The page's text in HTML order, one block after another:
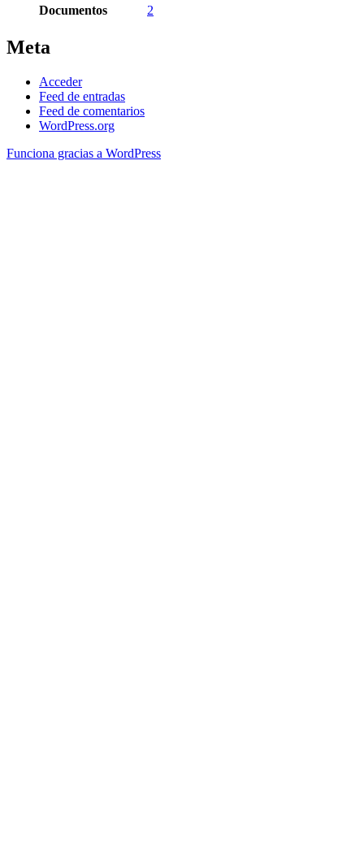
Documentos
2
Meta
Acceder
Feed de entradas
Feed de comentarios
WordPress.org
Funciona gracias a WordPress